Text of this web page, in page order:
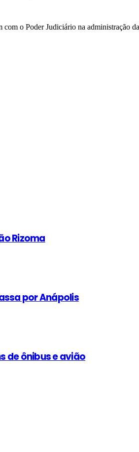
o Poder Judiciário na administração
Rizoma
por Anápolis
de ônibus e avião